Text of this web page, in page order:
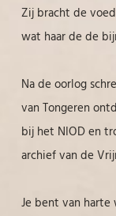
Zij bracht de
wat haar de de
Na de oorlog
van Tongeren
bij het NIOD en
archief van de
Je bent van